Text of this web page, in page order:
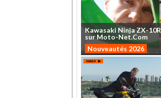
Kawasaki NinjaZX-10R
sur Moto-Net.Com
Nouveautés 2026